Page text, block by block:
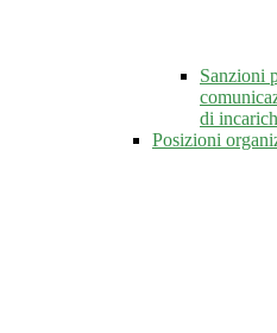
Sanzioni
di
Posizioni